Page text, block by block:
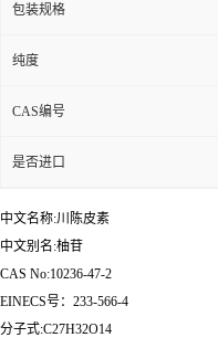
包装规格
纯度
CAS编号
是否进口
中文名称:川陈皮素
中文别名:柚苷
CAS No:10236-47-2
EINECS号：233-566-4
分子式:C27H32O14